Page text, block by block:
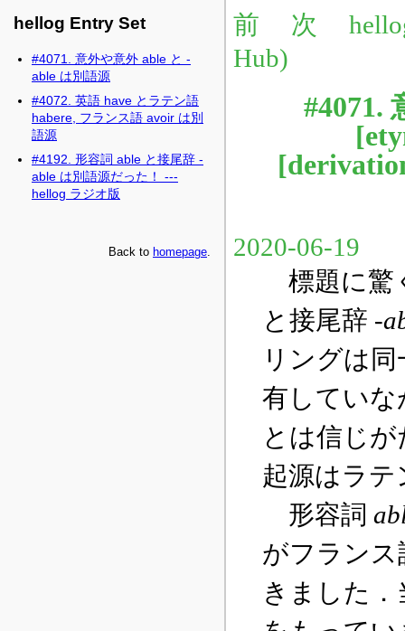
hellog Entry Set
#4071. 意外や意外 able と -
able は別語源
#4072. 英語 have とラテン語
habere, フランス語 avoir は別
語源
#4192. 形容詞 able と接尾辞 -
able は別語源だった！ ---
hellog ラジオ版
Back to homepage